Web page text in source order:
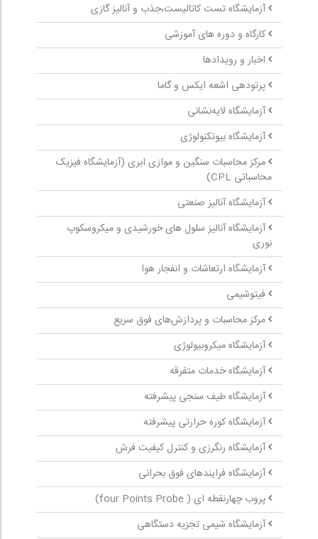
آزمایشگاه تست کاتالیست،جذب و آنالیز گازی
کارگاه و دوره های آموزشی
اخبار و رویدادها
پرتودهی اشعه ایکس و گاما
آزمایشگاه لایه‌نشانی
آزمایشگاه بیوتکنولوژی
مرکز محاسبات سنگین و موازی ابری (آزمایشگاه فیزیک
محاسباتی CPL)
آزمایشگاه آنالیز صنعتی
آزمایشگاه آنالیز سلول های خورشیدی و میکروسکوپ
نوری
آزمایشگاه ارتعاشات و انفجار هوا
فیتوشیمی
مرکز محاسبات و پردازش‌های فوق سریع
آزمایشگاه میکروبیولوژی
آزمایشگاه خدمات متفرقه
آزمایشگاه طیف سنجی پیشرفته
آزمایشگاه کوره حرارتی پیشرفته
آزمایشگاه رنگرزی و کنترل کیفیت فرش
آزمایشگاه فرایندهای فوق بحرانی
پروب چهارنقطه ‏ای ( four Points Probe)
آزمایشگاه شیمی تجزیه دستگاهی